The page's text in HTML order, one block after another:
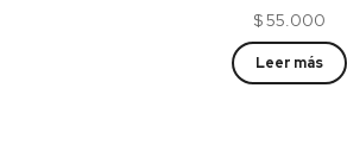
$55.000
Leer más